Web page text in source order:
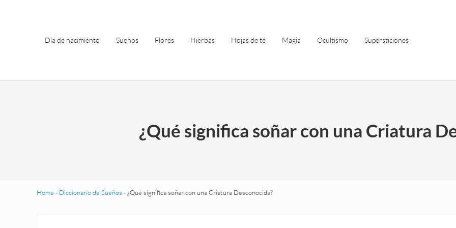
Día de nacimiento Sueños Flores Hierbas Hojas de té Magia Ocultismo Supersticiones
¿Qué significa soñar con una Criatura
Home - Diccionario de Sueños - ¿Qué significa soñar con una Criatura Desconocida?